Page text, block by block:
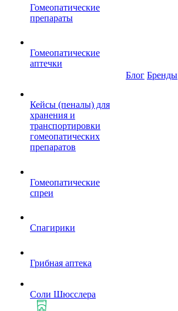
Гомеопатические
препараты
Гомеопатические
аптечки
Кейсы (пеналы) для
хранения и
транспортировки
гомеопатических
препаратов
Гомеопатические
спреи
Спагирики
Грибная аптека
Соли Шюсслера
Блог Бренды